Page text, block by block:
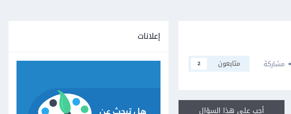
مشاركة متابعون 2
أجب على هذا السؤال
إعلانات